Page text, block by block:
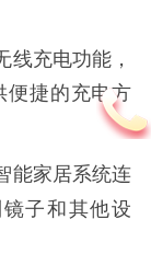
线充电功能，
便捷的充电方
能家居系统连
子和其他设